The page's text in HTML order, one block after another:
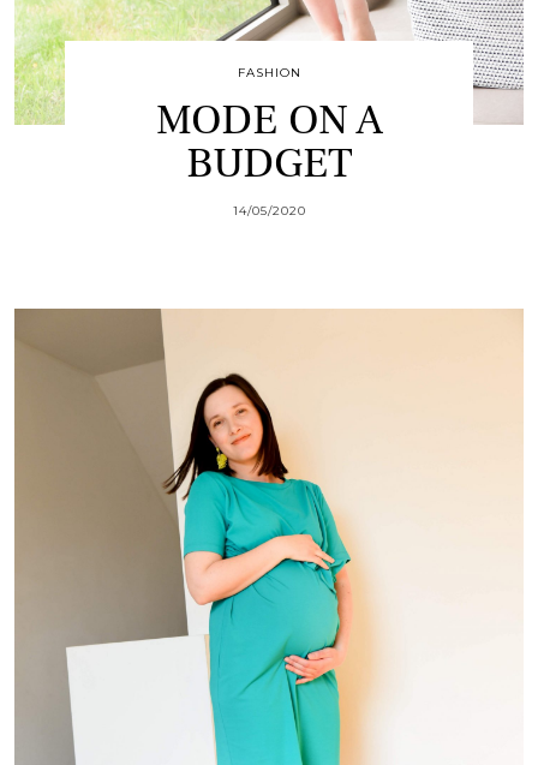
FASHION
MODE ON A
BUDGET
14/05/2020